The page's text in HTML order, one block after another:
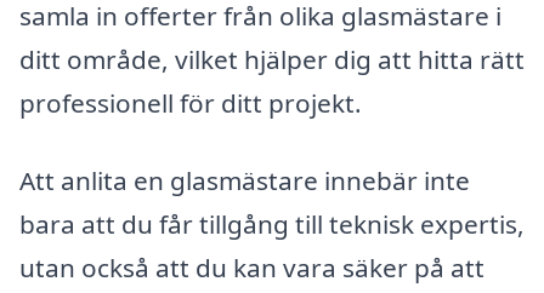
samla in offerter från olika glasmästare i
ditt område, vilket hjälper dig att hitta rätt
professionell för ditt projekt.
Att anlita en glasmästare innebär inte
bara att du får tillgång till teknisk expertis,
utan också att du kan vara säker på att